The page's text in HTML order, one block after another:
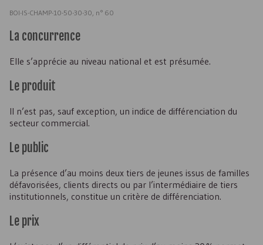
BOI-IS-CHAMP-10-50-30-30, n° 60
La concurrence
Elle s’apprécie au niveau national et est présumée.
Le produit
Il n’est pas, sauf exception, un indice de différenciation du
secteur commercial.
Le public
La présence d’au moins deux tiers de jeunes issus de familles
défavorisées, clients directs ou par l’intermédiaire de tiers
institutionnels, constitue un critère de différenciation.
Le prix